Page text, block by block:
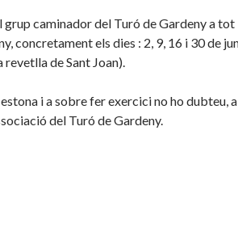
grup caminador del Turó de Gardeny a tot
concretament els dies : 2, 9, 16 i 30 de
de Sant Joan).
i a sobre fer exercici no ho dubteu, a
del Turó de Gardeny.